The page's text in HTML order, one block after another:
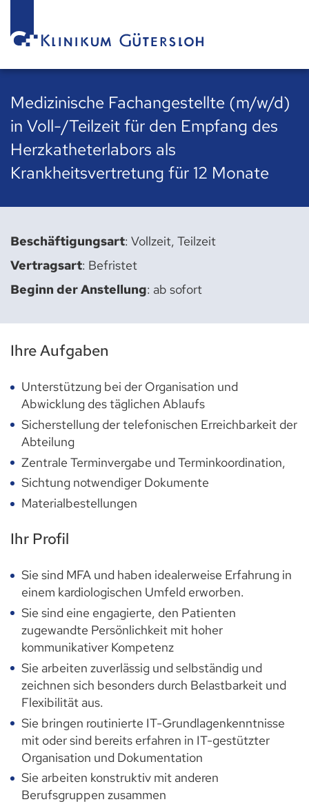
Medizinische Fachangestellte (m/w/d)
in Voll-/Teilzeit für den Empfang des
Herzkatheterlabors als
Krankheitsvertretung für 12 Monate
Beschäftigungsart: Vollzeit, Teilzeit
Vertragsart: Befristet
Beginn der Anstellung: ab sofort
Ihre Aufgaben
Unterstützung bei der Organisation und
Abwicklung des täglichen Ablaufs
Sicherstellung der telefonischen Erreichbarkeit der
Abteilung
Zentrale Terminvergabe und Terminkoordination,
Sichtung notwendiger Dokumente
Materialbestellungen
Ihr Profil
Sie sind MFA und haben idealerweise Erfahrung in
einem kardiologischen Umfeld erworben.
Sie sind eine engagierte, den Patienten
zugewandte Persönlichkeit mit hoher
kommunikativer Kompetenz
Sie arbeiten zuverlässig und selbständig und
zeichnen sich besonders durch Belastbarkeit und
Flexibilität aus.
Sie bringen routinierte IT-Grundlagenkenntnisse
mit oder sind bereits erfahren in IT-gestützter
Organisation und Dokumentation
Sie arbeiten konstruktiv mit anderen
Berufsgruppen zusammen